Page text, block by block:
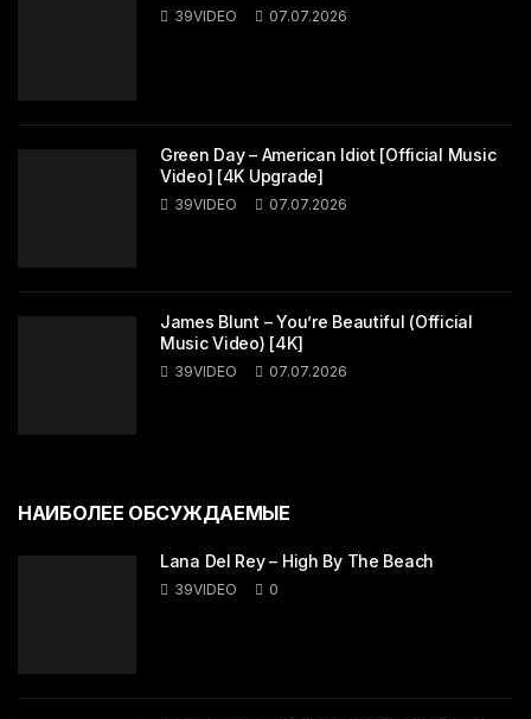
39VIDEO 07.07.2026
Green Day – American Idiot [Official Music
Video] [4K Upgrade]
39VIDEO 07.07.2026
James Blunt – You’re Beautiful (Official
Music Video) [4K]
39VIDEO 07.07.2026
НАИБОЛЕЕ ОБСУЖДАЕМЫЕ
Lana Del Rey – High By The Beach
39VIDEO 0